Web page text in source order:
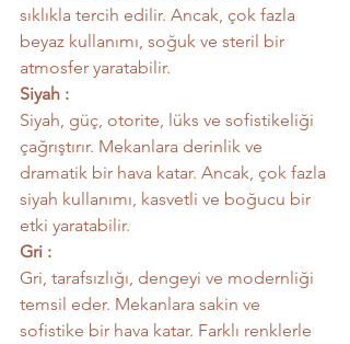
sıklıkla tercih edilir. Ancak, çok fazla
beyaz kullanımı, soğuk ve steril bir
atmosfer yaratabilir.
Siyah :
Siyah, güç, otorite, lüks ve sofistikeliği
çağrıştırır. Mekanlara derinlik ve
dramatik bir hava katar. Ancak, çok fazla
siyah kullanımı, kasvetli ve boğucu bir
etki yaratabilir.
Gri :
Gri, tarafsızlığı, dengeyi ve modernliği
temsil eder. Mekanlara sakin ve
sofistike bir hava katar. Farklı renklerle